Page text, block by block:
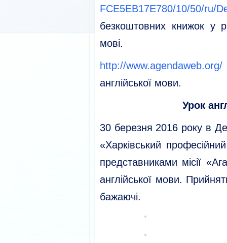
FCE5EB17E780/10/50/ru/
безкоштовних книжок у
мові.
http://www.agendaweb.org/
англійської мови.
Урок
30 березня 2016 року в
«Харківський
представниками місії
англійської мови.
бажаючі.